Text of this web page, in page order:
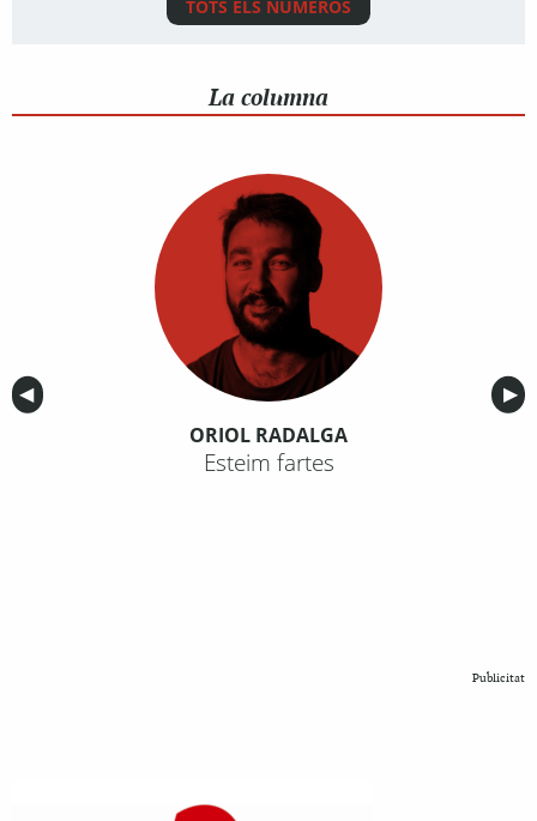
TOTS ELS NÚMEROS
La columna
Anterior
◀︎ ▶︎
ORIOL RADALGA
Esteim fartes
Publicitat